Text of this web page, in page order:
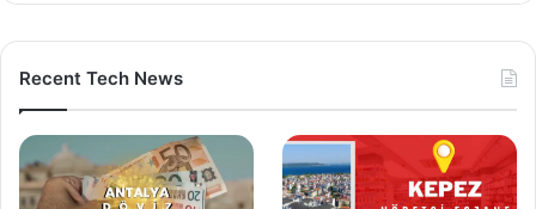
Recent Tech News